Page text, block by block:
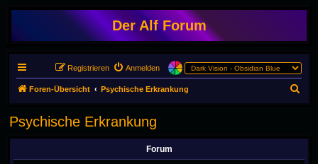
Der Alf Forum
Anmelden
Registrieren
Foren-Übersicht Psychische Erkrankung
u
h
Psychische Erkrankung
Forum